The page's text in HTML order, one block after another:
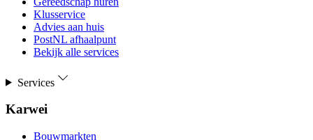
Klusservice
Advies aan huis
PostNL afhaalpunt
Bekijk alle services
Services
Karwei
Bouwmarkten